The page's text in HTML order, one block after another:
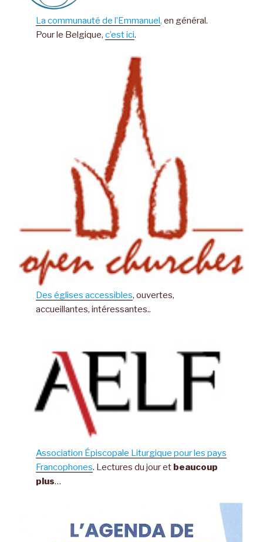
La communauté de l’Emmanuel, en général.
Pour le Belgique,c’est ici.
Des églises accessibles, ouvertes,
accueillantes, intéressantes..
Association Épiscopale Liturgique pour les pays
Francophones. Lectures du jour et beaucoup
plus…